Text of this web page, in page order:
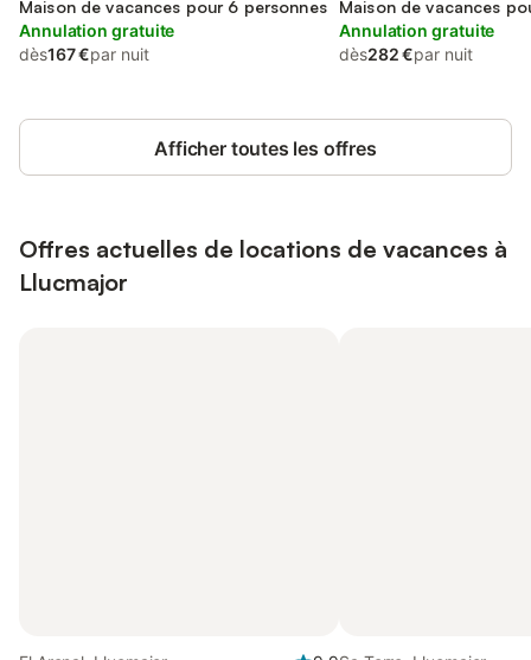
Maison de vacances pour 6 personnes
Annulation gratuite
dès167 €par nuit
Maison de vacances
Annulation gratuite
dès282 €par nuit
Afficher toutes les offres
Offres actuelles de locations de vacances à
Llucmajor